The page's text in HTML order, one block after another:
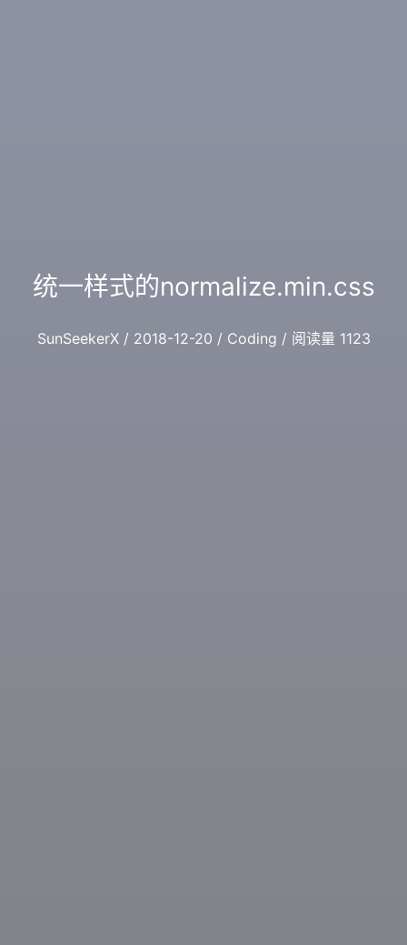
统一样式的normalize.min.css
SunSeekerX / 2018-12-20 / Coding / 阅读量 1123